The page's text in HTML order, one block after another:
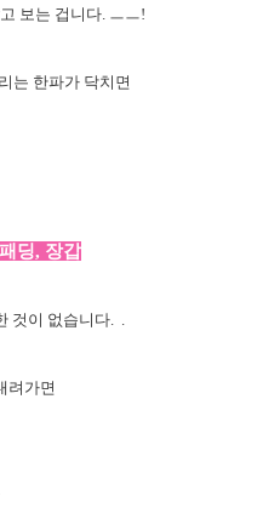
보는 겁니다. ㅡㅡ!
는 한파가 닥치면
딩, 장갑
것이 없습니다. .
려가면